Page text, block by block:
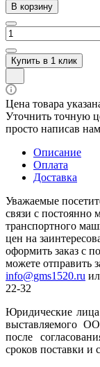
В корзину
Купить в 1 клик
Цена товара
Уточнить точную
просто написав
Описание
Оплата
Доставка
Уважаемые
связи с
транспортного
цен на
оформить заказ с
можете отправить
info@gms1520.ru
22-32
Юридические
выставляемого
после
сроков поставки и